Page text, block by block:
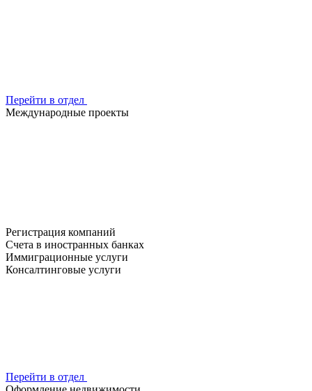
Перейти в отдел
Международные проекты
Регистрация компаний
Счета в иностранных банках
Иммиграционные услуги
Консалтинговые услуги
Перейти в отдел